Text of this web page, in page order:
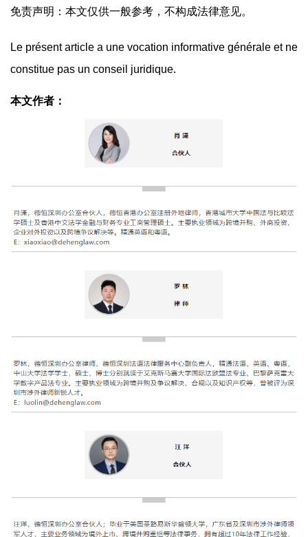
免责声明：本文仅供一般参考，不构成法律意见。
Le présent article a une vocation informative générale et ne
constitue pas un conseil juridique.
本文作者：